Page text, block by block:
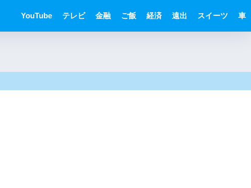
YouTube テレビ 金融 ご飯 経済 遠出 スイーツ 車